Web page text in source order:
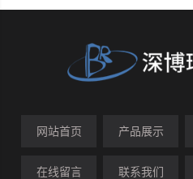
网站首页 产品展示
在线留言 联系我们